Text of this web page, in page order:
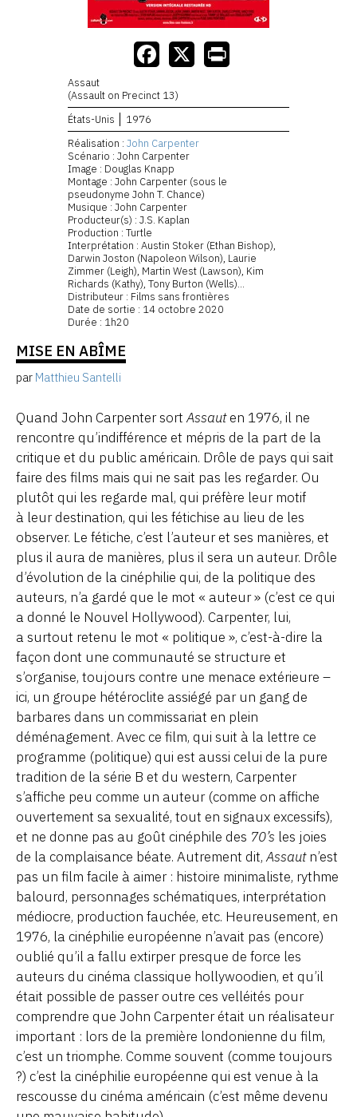
Assaut
(Assault on Precinct 13)
États-Unis
1976
Réalisation : John Carpenter
Scénario : John Carpenter
Image : Douglas Knapp
Montage : John Carpenter (sous le
pseudonyme John T. Chance)
Musique : John Carpenter
Producteur(s) : J.S. Kaplan
Production : Turtle
Interprétation : Austin Stoker (Ethan Bishop),
Darwin Joston (Napoleon Wilson), Laurie
Zimmer (Leigh), Martin West (Lawson), Kim
Richards (Kathy), Tony Burton (Wells)...
Distributeur : Films sans frontières
Date de sortie : 14 octobre 2020
Durée : 1h20
MISE EN ABÎME
par Matthieu Santelli
Quand John Carpenter sortAssauten 1976, il ne
rencontre qu’indifférence et mépris de la part de la
critique et du public américain. Drôle de pays qui sait
faire des films mais qui ne sait pas les regarder. Ou
plutôt qui les regarde mal, qui préfère leur motif
à leur destination, qui les fétichise au lieu de les
observer. Le fétiche, c’est l’auteur et ses manières, et
plus il aura de manières, plus il sera un auteur. Drôle
d’évolution de la cinéphilie qui, de la politique des
auteurs, n’a gardé que le mot « auteur » (c’est ce qui
a donné le Nouvel Hollywood). Carpenter, lui,
a surtout retenu le mot « politique », c’est-à-dire la
façon dont une communauté se structure et
s’organise, toujours contre une menace extérieure –
ici, un groupe hétéroclite assiégé par un gang de
barbares dans un commissariat en plein
déménagement. Avec ce film, qui suit à la lettre ce
programme (politique) qui est aussi celui de la pure
tradition de la série B et du western, Carpenter
s’affiche peu comme un auteur (comme on affiche
ouvertement sa sexualité, tout en signaux excessifs),
et ne donne pas au goût cinéphile des 70’s les joies
de la complaisance béate. Autrement dit,Assautn’est
pas un film facile à aimer : histoire minimaliste, rythme
balourd, personnages schématiques, interprétation
médiocre, production fauchée, etc. Heureusement, en
1976, la cinéphilie européenne n’avait pas (encore)
oublié qu’il a fallu extirper presque de force les
auteurs du cinéma classique hollywoodien, et qu’il
était possible de passer outre ces velléités pour
comprendre que John Carpenter était un réalisateur
important : lors de la première londonienne du film,
c’est un triomphe. Comme souvent (comme toujours
?) c’est la cinéphilie européenne qui est venue à la
rescousse du cinéma américain (c’est même devenu